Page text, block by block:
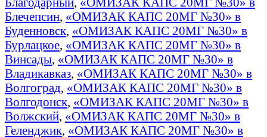
Блечепсин, «ОМИЗАК КАПС 20МГ №30» в
Буденновск, «ОМИЗАК КАПС 20МГ №30» в
Бурлацкое, «ОМИЗАК КАПС 20МГ №30» в
Винсады, «ОМИЗАК КАПС 20МГ №30» в
Владикавказ, «ОМИЗАК КАПС 20МГ №30» в
Волгоград, «ОМИЗАК КАПС 20МГ №30» в
Волгодонск, «ОМИЗАК КАПС 20МГ №30» в
Волжский, «ОМИЗАК КАПС 20МГ №30» в
Геленджик, «ОМИЗАК КАПС 20МГ №30» в